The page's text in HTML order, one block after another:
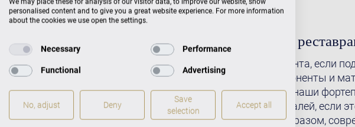
В чем разница между
При реставрации инструмента, если
только исторические компоненты и
останавливаются на этом: наши
обновлении отдельных деталей, если
звукоизвлечения. Таким образом,
personalised content and to give you a great website experience. For more information
about the cookies we use open the settings.
Necessary Performance
Functional Advertising
No, adjust Deny
Save
selection
Accept all